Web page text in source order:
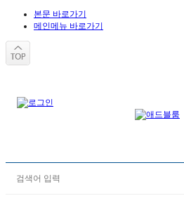
본문 바로가기
메인메뉴 바로가기